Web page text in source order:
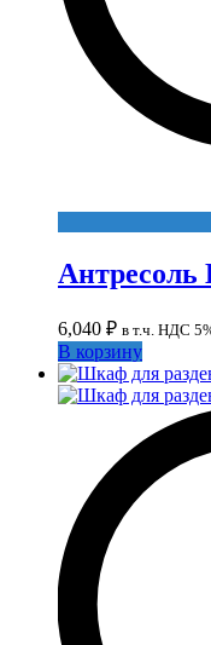
Антресоль
6,040 ₽ в т.ч. НДС
В корзину